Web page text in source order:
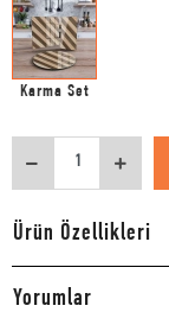
Karma Set
Ürün Özellikleri
Yorumlar